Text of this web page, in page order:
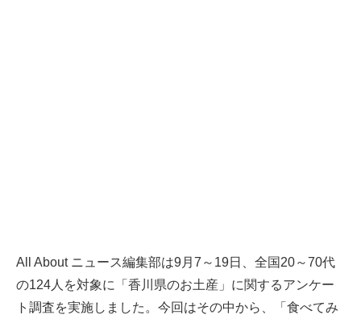
All About ニュース編集部は9月7～19日、全国20～70代
の124人を対象に「香川県のお土産」に関するアンケー
ト調査を実施しました。今回はその中から、「食べてみ